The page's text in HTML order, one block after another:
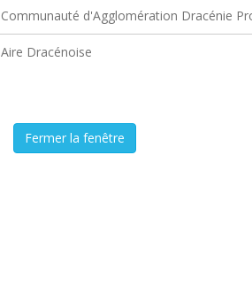
Communauté d'Agglomération Dracénie
Aire Dracénoise